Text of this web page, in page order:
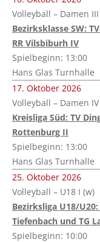
Volleyball – Damen III
Bezirksklasse SW:
RR Vilsbiburh IV
Spielbeginn: 13:00
Hans Glas Turnhalle
17. Oktober 2026
Volleyball – Damen IV
Kreisliga Süd: TV
Rottenburg II
Spielbeginn: 13:00
Hans Glas Turnhalle
25. Oktober 2026
Volleyball – U18 I (w)
Bezirksliga U18/U20:
Tiefenbach und TG
Spielbeginn: 10:00